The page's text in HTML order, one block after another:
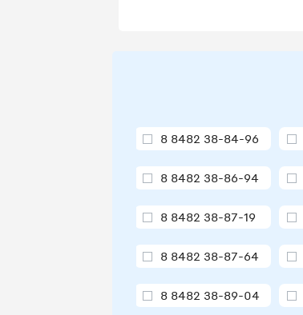
8 8482 38-84-96
8 8482 38-86-94
8 8482 38-87-19
8 8482 38-87-64
8 8482 38-89-04